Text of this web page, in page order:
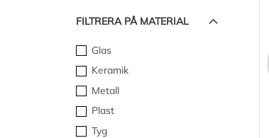
FILTRERA PÅ MATERIAL
Glas
Keramik
Metall
Plast
Tyg